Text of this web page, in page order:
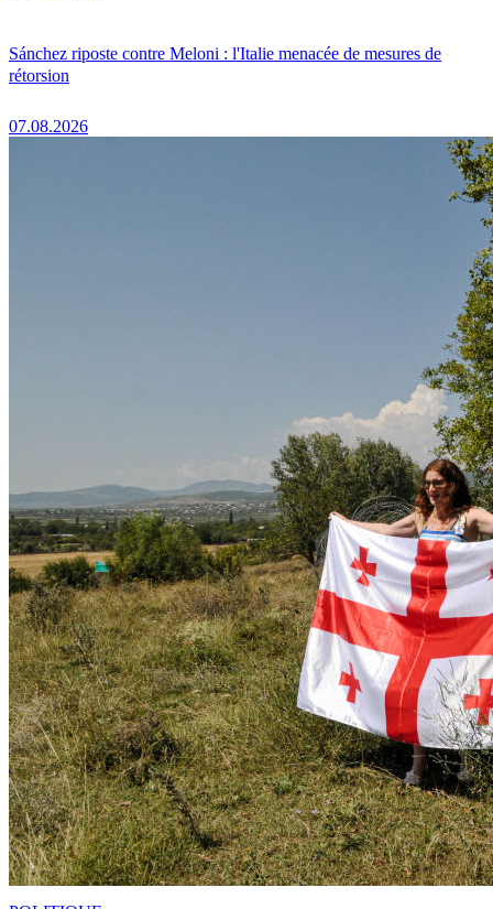
Sánchez riposte contre Meloni : l'Italie menacée de mesures de
rétorsion
07.08.2026